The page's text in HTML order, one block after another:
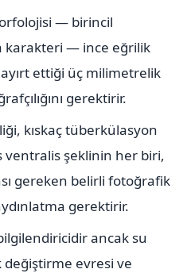
— birincil
karakteri — ince eğrilik
ayırt ettiği üç milimetrelik
gerektirir.
kıskaç tüberkülasyon
ventralis şeklinin her biri,
gereken belirli fotoğrafik
gerektirir.
ancak su
değiştirme evresi ve